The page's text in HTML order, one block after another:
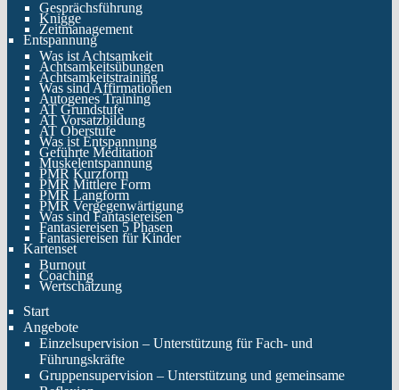
Gesprächsführung
Knigge
Zeitmanagement
Entspannung
Was ist Achtsamkeit
Achtsamkeitsübungen
Achtsamkeitstraining
Was sind Affirmationen
Autogenes Training
AT Grundstufe
AT Vorsatzbildung
AT Oberstufe
Was ist Entspannung
Geführte Meditation
Muskelentspannung
PMR Kurzform
PMR Mittlere Form
PMR Langform
PMR Vergegenwärtigung
Was sind Fantasiereisen
Fantasiereisen 5 Phasen
Fantasiereisen für Kinder
Kartenset
Burnout
Coaching
Wertschätzung
Start
Angebote
Einzelsupervision – Unterstützung für Fach- und
Führungskräfte
Gruppensupervision – Unterstützung und gemeinsame